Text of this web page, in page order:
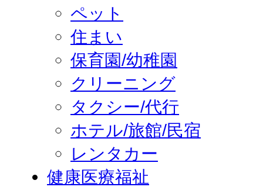
ペット
住まい
保育園/幼稚園
クリーニング
タクシー/代行
ホテル/旅館/民宿
レンタカー
健康医療福祉